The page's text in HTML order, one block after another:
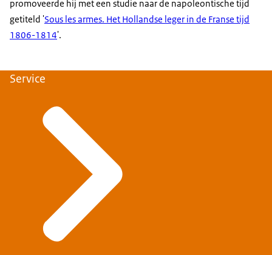
promoveerde hij met een studie naar de napoleontische tijd
getiteld 'Sous les armes. Het Hollandse leger in de Franse tijd
1806-1814'.
Service